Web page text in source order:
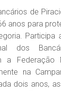
de
anos para
Participa
dos
a Federação
na
dois anos,